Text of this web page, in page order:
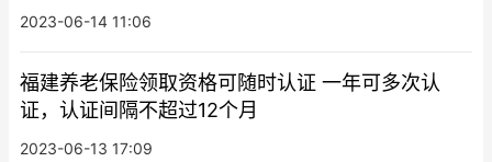
2023-06-14 11:06
福建养老保险领取资格可随时认证 一年可多次认
证，认证间隔不超过12个月
2023-06-13 17:09